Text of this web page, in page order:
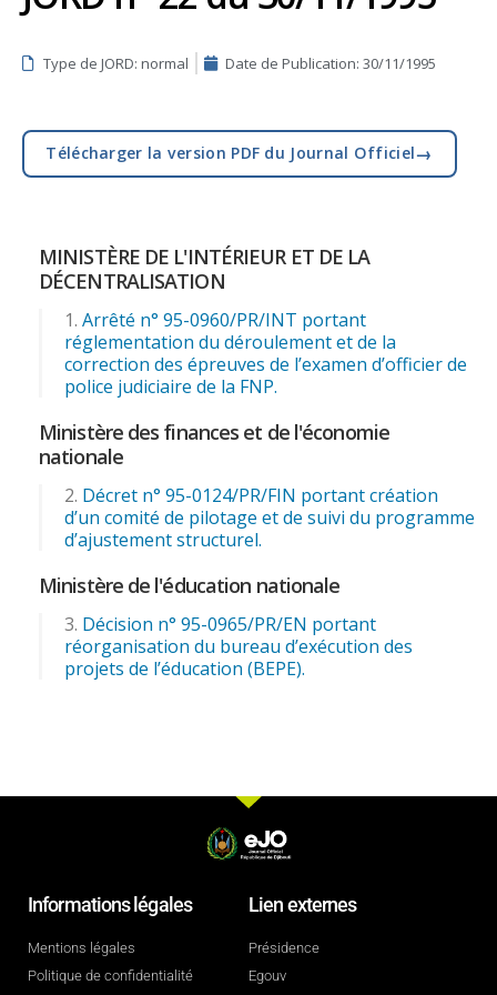
Type de JORD: normal Date de Publication: 30/11/1995
Télécharger la version PDF du Journal Officiel→
MINISTÈRE DE L'INTÉRIEUR ET DE LA
DÉCENTRALISATION
Arrêté n° 95-0960/PR/INT portant
réglementation du déroulement et de la
correction des épreuves de l’examen d’officier de
police judiciaire de la FNP.
Ministère des finances et de l'économie
nationale
Décret n° 95-0124/PR/FIN portant création
d’un comité de pilotage et de suivi du programme
d’ajustement structurel.
Ministère de l'éducation nationale
Décision n° 95-0965/PR/EN portant
réorganisation du bureau d’exécution des
projets de l’éducation (BEPE).
Informations légales
Mentions légales
Politique de confidentialité
Lien externes
Présidence
Egouv